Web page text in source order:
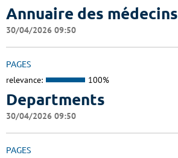
Annuaire des médecins
30/04/2026 09:50
PAGES
relevance: 100%
Departments
30/04/2026 09:50
PAGES